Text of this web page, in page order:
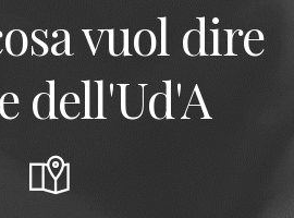
vuol dire
dell'Ud'A